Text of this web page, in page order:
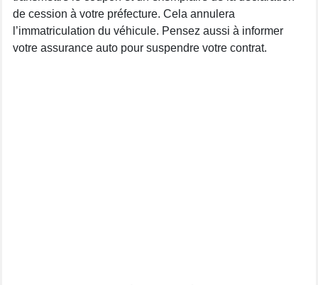
de cession à votre préfecture. Cela annulera
l’immatriculation du véhicule. Pensez aussi à informer
votre assurance auto pour suspendre votre contrat.